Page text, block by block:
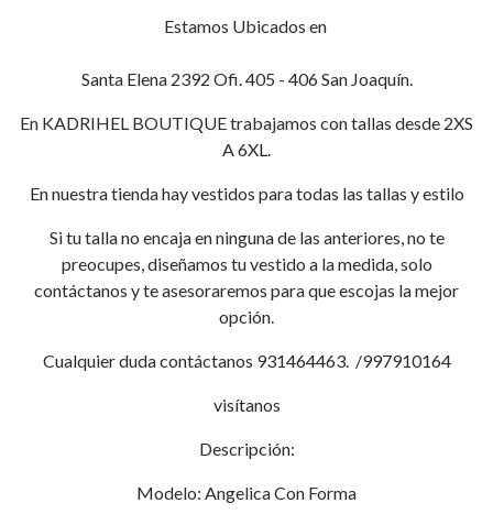
Estamos Ubicados en
Santa Elena 2392 Ofi. 405 - 406 San Joaquín.
En KADRIHEL BOUTIQUE trabajamos con tallas desde 2XS
A 6XL.
En nuestra tienda hay vestidos para todas las tallas y estilo
Si tu talla no encaja en ninguna de las anteriores, no te
preocupes, diseñamos tu vestido a la medida, solo
contáctanos y te asesoraremos para que escojas la mejor
opción.
Cualquier duda contáctanos 931464463. /997910164
visítanos
Descripción:
Modelo: Angelica Con Forma